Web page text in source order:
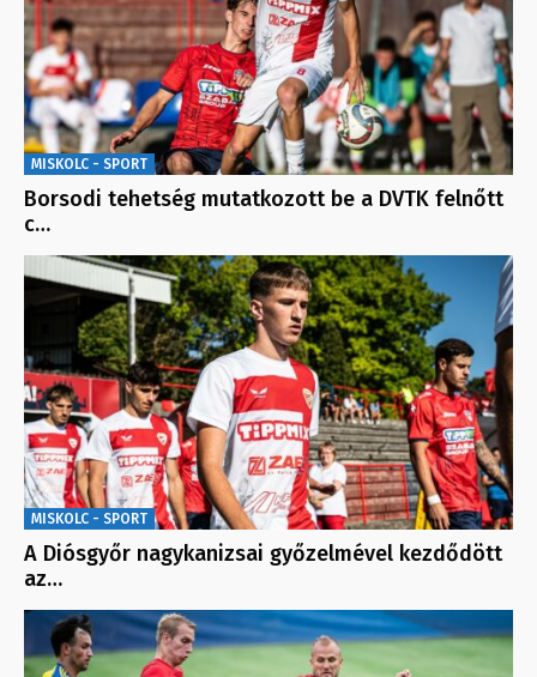
MISKOLC - SPORT
Borsodi tehetség mutatkozott be a DVTK felnőtt
c…
MISKOLC - SPORT
A Diósgyőr nagykanizsai győzelmével kezdődött
az…